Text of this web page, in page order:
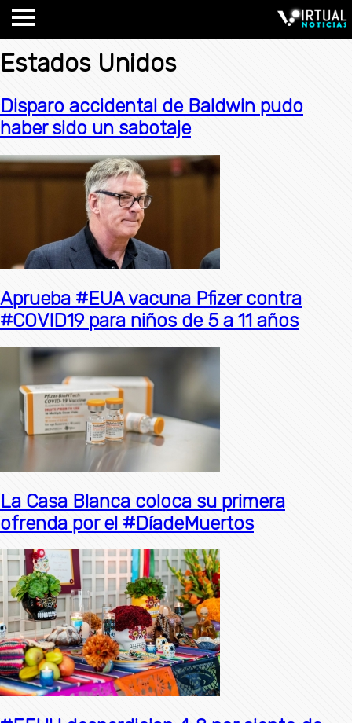
Estados Unidos
Disparo accidental de Baldwin pudo
haber sido un sabotaje
Aprueba #EUA vacuna Pfizer contra
#COVID19 para niños de 5 a 11 años
La Casa Blanca coloca su primera
ofrenda por el #DíadeMuertos